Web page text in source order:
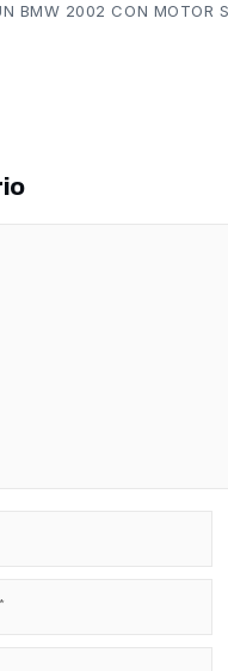
BMW 2002 CON MOTOR